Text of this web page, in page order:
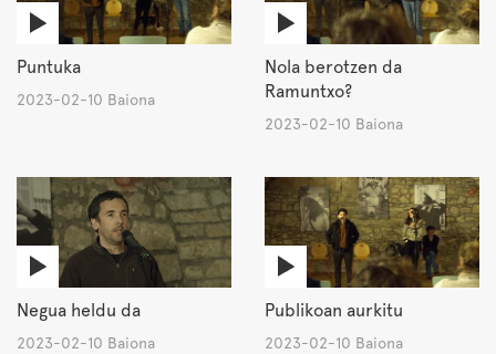
Puntuka
2023-02-10 Baiona
Nola berotzen da
Ramuntxo?
2023-02-10 Baiona
Negua heldu da
2023-02-10 Baiona
Publikoan aurkitu
2023-02-10 Baiona